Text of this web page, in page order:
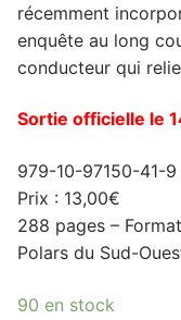
récemment
enquête au long
conducteur qui
Sortie officielle le
979-10-97150-41-9
Prix : 13,00€
288 pages –
Polars du Sud-
90 en stock